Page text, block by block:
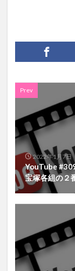
Prev
2022年1月7日
YouTube
宝塚各組の２